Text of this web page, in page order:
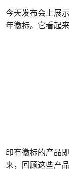
今天发布会上展
年徽标。它看起来
印有徽标的产品
来，回顾这些产